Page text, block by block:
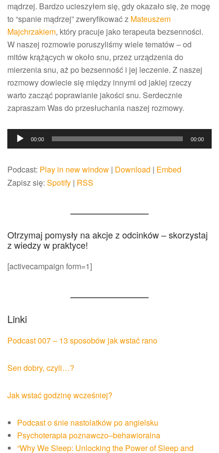
mądrzej. Bardzo ucieszyłem się, gdy okazało się, że mogę
to “spanie mądrzej” zweryfikować z Mateuszem
Majchrzakiem, który pracuje jako terapeuta bezsenności.
W naszej rozmowie poruszyliśmy wiele tematów – od
mitów krążących w około snu, przez urządzenia do
mierzenia snu, aż po bezsenność i jej leczenie. Z naszej
rozmowy dowiecie się między innymi od jakiej rzeczy
warto zacząć poprawianie jakości snu. Serdecznie
zapraszam Was do przesłuchania naszej rozmowy.
Odtwarzacz
plików
00:00 00:00
Podcast: Play in new window | Download | Embed
Zapisz się: Spotify | RSS
Otrzymaj pomysły na akcje z odcinków – skorzystaj
z wiedzy w praktyce!
[activecampaign form=1]
Linki
Podcast 007 – 13 sposobów jak wstać rano
Sen dobry, czyli…?
Jak wstać godzinę wcześniej?
Podcast o śnie nastolatków po angielsku
Psychoterapia poznawczo–behawioralna
“Why We Sleep: Unlocking the Power of Sleep and